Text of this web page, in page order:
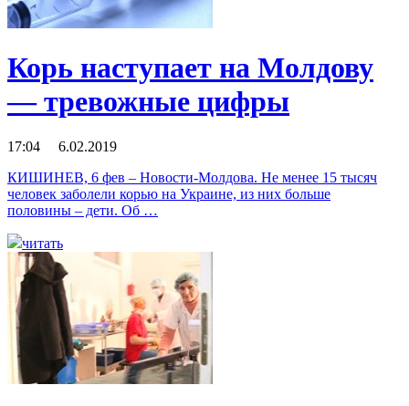
Корь наступает на Молдову
— тревожные цифры
17:04 6.02.2019
КИШИНЕВ, 6 фев – Новости-Молдова. Не менее 15 тысяч
человек заболели корью на Украине, из них больше
половины – дети. Об …
читать